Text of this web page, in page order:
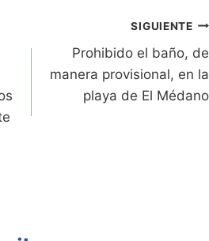
k
SIGUIENTE
Prohibido el baño, de
manera provisional, en la
playa de El Médano